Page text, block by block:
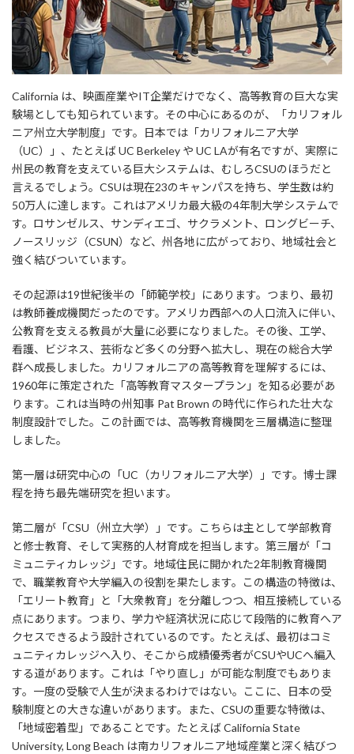
California は、映画産業やIT企業だけでなく、高等教育の巨大な実
験場としても知られています。その中心にあるのが、「カリフォル
ニア州立大学制度」です。日本では「カリフォルニア大学
（UC）」、たとえば UC Berkeley や UC LAが有名ですが、実際に
州民の教育を支えている巨大システムは、むしろCSUのほうだと
言えるでしょう。CSUは現在23のキャンパスを持ち、学生数は約
50万人に達します。これはアメリカ最大級の4年制大学システムで
す。ロサンゼルス、サンディエゴ、サクラメント、ロングビーチ、
ノースリッジ（CSUN）など、州各地に広がっており、地域社会と
強く結びついています。
その起源は19世紀後半の「師範学校」にあります。つまり、最初
は教師養成機関だったのです。アメリカ西部への人口流入に伴い、
公教育を支える教員が大量に必要になりました。その後、工学、
看護、ビジネス、芸術など多くの分野へ拡大し、現在の総合大学
群へ成長しました。カリフォルニアの高等教育を理解するには、
1960年に策定された「高等教育マスタープラン」を知る必要があ
ります。これは当時の州知事 Pat Brown の時代に作られた壮大な
制度設計でした。この計画では、高等教育機関を三層構造に整理
しました。
第一層は研究中心の「UC（カリフォルニア大学）」です。博士課
程を持ち最先端研究を担います。
第二層が「CSU（州立大学）」です。こちらは主として学部教育
と修士教育、そして実務的人材育成を担当します。第三層が「コ
ミュニティカレッジ」です。地域住民に開かれた2年制教育機関
で、職業教育や大学編入の役割を果たします。この構造の特徴は、
「エリート教育」と「大衆教育」を分離しつつ、相互接続している
点にあります。つまり、学力や経済状況に応じて段階的に教育へア
クセスできるよう設計されているのです。たとえば、最初はコミ
ュニティカレッジへ入り、そこから成績優秀者がCSUやUCへ編入
する道があります。これは「やり直し」が可能な制度でもありま
す。一度の受験で人生が決まるわけではない。ここに、日本の受
験制度との大きな違いがあります。また、CSUの重要な特徴は、
「地域密着型」であることです。たとえば California State
University, Long Beach は南カリフォルニア地域産業と深く結びつ